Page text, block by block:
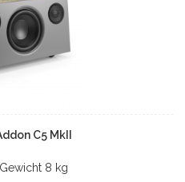
C5 MkII
Gewicht 8 kg